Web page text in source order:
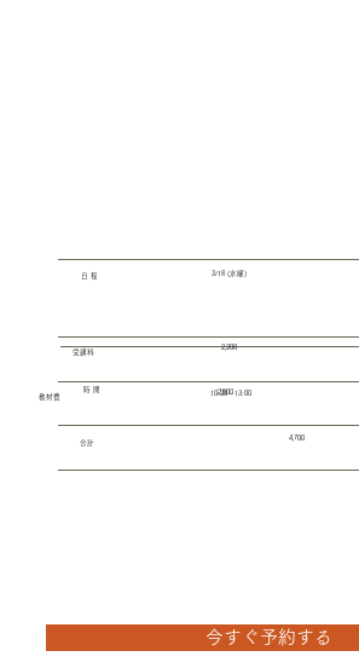
​日 程
​時 間
3/18 (水曜)
10:30 - 13:00
2,200
​受講料
​教材費
2,500
4,700
​合計
今すぐ予約する